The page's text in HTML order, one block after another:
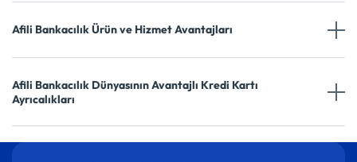
Afili Bankacılık Ürün ve Hizmet Avantajları
Afili Bankacılık Dünyasının Avantajlı Kredi Kartı
Ayrıcalıkları